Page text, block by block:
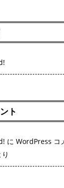
ト
に WordPress コ